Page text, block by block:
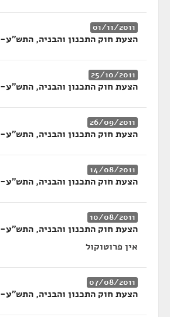
01/11/2011
הצעת חוק התכנון והבניה, התש"ע-2010
25/10/2011
הצעת חוק התכנון והבניה, התש"ע-2010
26/09/2011
הצעת חוק התכנון והבניה, התש"ע-2010
14/08/2011
הצעת חוק התכנון והבניה, התש"ע-2010
10/08/2011
הצעת חוק התכנון והבניה, התש"ע-2010
אין פרוטוקול
07/08/2011
הצעת חוק התכנון והבניה, התש"ע-2010